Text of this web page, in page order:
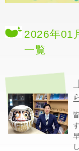
2026年01
一覧